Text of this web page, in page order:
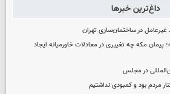
داغ‌ترین خبرها
غیرعامل در ساختمان‌سازی تهران
مکه چه تغییری در معادلات خاورمیانه ایجاد
در مجلس
مردم بود و کمبودی نداشتیم